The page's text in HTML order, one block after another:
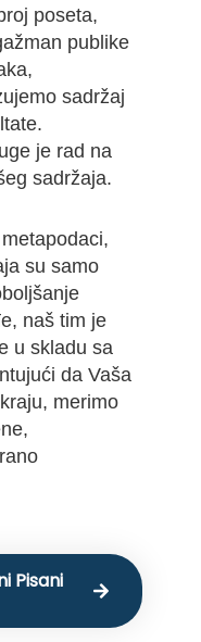
poseta,
publike
sadržaj
je rad na
sadržaja.
su samo
naš tim je
u skladu sa
da Vaša
merimo
Pisani